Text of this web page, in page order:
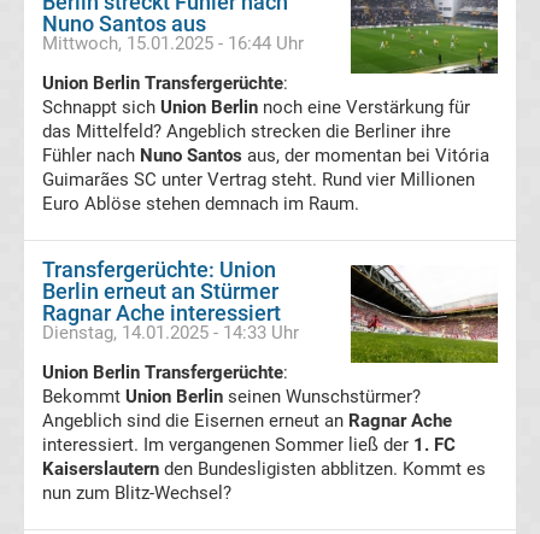
Medaillen-
Gewinner
Alle
Herbstmeister
Bundesliga
Trainer
des
Nuno Santos aus
Mittwoch, 15.01.2025 - 16:44 Uhr
Union Berlin Transfergerüchte:
Schnappt sich Union Berlin noch eine Verstärkung für
das Mittelfeld? Angeblich strecken die Berliner ihre
Fühler nach Nuno Santos aus, der momentan bei Vitória
Guimarães SC unter Vertrag steht. Rund vier Millionen
Euro Ablöse stehen demnach im Raum.
Transfergerüchte: Union
Berlin erneut an Stürmer
Ragnar Ache interessiert
Dienstag, 14.01.2025 - 14:33 Uhr
Union Berlin Transfergerüchte:
Bekommt Union Berlin seinen Wunschstürmer?
Angeblich sind die Eisernen erneut an Ragnar Ache
interessiert. Im vergangenen Sommer ließ der 1. FC
Kaiserslautern den Bundesligisten abblitzen. Kommt es
nun zum Blitz-Wechsel?